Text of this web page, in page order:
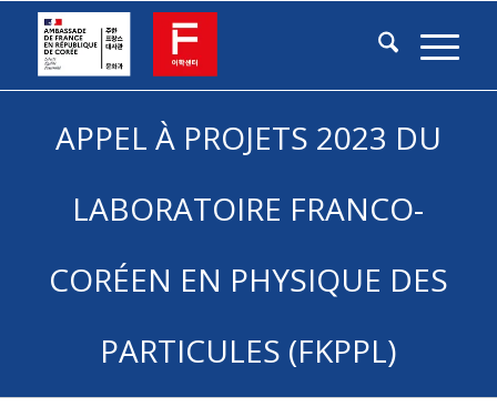
APPEL À PROJETS 2023 DU
LABORATOIRE FRANCO-
CORÉEN EN PHYSIQUE DES
PARTICULES (FKPPL)